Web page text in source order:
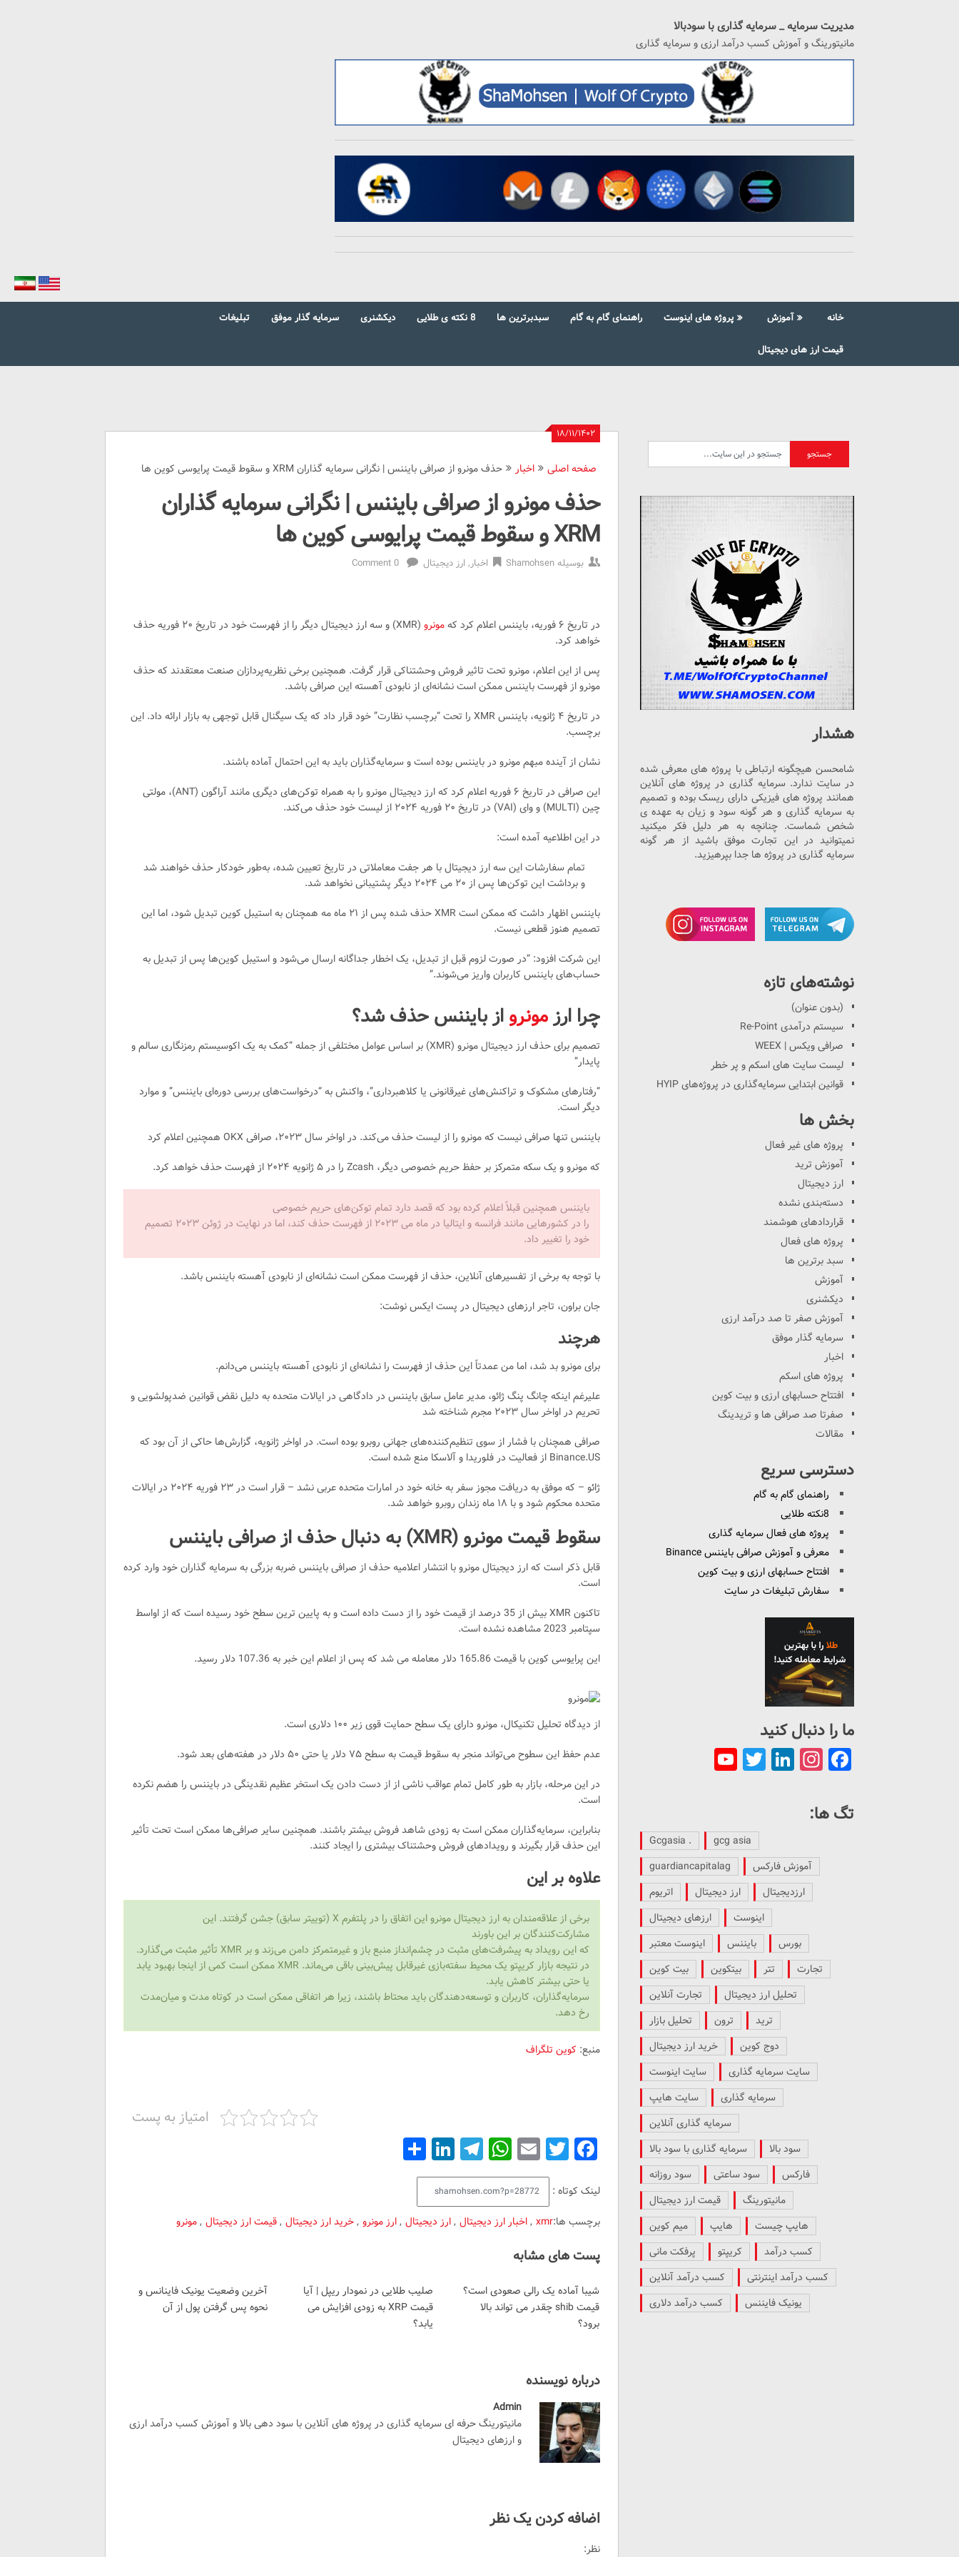
مدیریت سرمایه _ سرمایه گذاری با سودبالا
مانیتورینگ و آموزش کسب درآمد ارزی و سرمایه گذاری
خانه آموزش پروژه های اینوست راهنمای گام به گام سبدبرترین ها 8 نکته ی طلایی دیکشنری سرمایه گذار موفق تبلیغات
قیمت ارز های دیجیتال
۱۸/۱۱/۱۴۰۲
صفحه اصلی اخبار حذف مونرو از صرافی بایننس | نگرانی سرمایه گذاران XRM و سقوط قیمت پرایوسی کوین ها
حذف مونرو از صرافی بایننس | نگرانی سرمایه گذاران
XRM و سقوط قیمت پرایوسی کوین ها
بوسیلهShamohsen اخبار, ارز دیجیتال 0 Comment
در تاریخ ۶ فوریه، بایننس اعلام کرد که مونرو
(XMR) و سه ارز دیجیتال دیگر را از فهرست خود در تاریخ ۲۰ فوریه حذف
خواهد کرد.
پس از این اعلام، مونرو تحت تاثیر فروش وحشتناکی قرار گرفت. همچنین برخی نظریه‌پردازان صنعت معتقدند که حذف
مونرو از فهرست بایننس ممکن است نشانه‌ای از نابودی آهسته این صرافی باشد.
در تاریخ ۴ ژانویه، بایننس XMR را تحت “برچسب نظارت” خود قرار داد که یک سیگنال قابل توجهی به بازار ارائه داد. این
برچسب.
نشان از آینده مبهم مونرو در بایننس بوده است و سرمایه‌گذاران باید به این احتمال آماده باشند.
این صرافی در تاریخ ۶ فوریه اعلام کرد که ارز دیجیتال مونرو را به همراه توکن‌های دیگری مانند آراگون (ANT)، مولتی
چین (MULTI) و وای (VAI) در تاریخ ۲۰ فوریه ۲۰۲۴ از لیست خود حذف می‌کند.
در این اطلاعیه آمده است:
تمام سفارشات این سه ارز دیجیتال با هر جفت معاملاتی در تاریخ تعیین شده، به‌طور خودکار حذف خواهند شد
و برداشت این توکن‌ها پس از ۲۰ می ۲۰۲۴ دیگر پشتیبانی نخواهد شد.
بایننس اظهار داشت که ممکن است XMR حذف شده پس از ۲۱ ماه مه همچنان به استیبل کوین تبدیل شود، اما این
تصمیم هنوز قطعی نیست.
این شرکت افزود: “در صورت لزوم قبل از تبدیل، یک اخطار جداگانه ارسال می‌شود و استیبل کوین‌ها پس از تبدیل به
حساب‌های بایننس کاربران واریز می‌شوند.”
چرا ارزمونرو از بایننس حذف شد؟
تصمیم برای حذف ارز دیجیتال مونرو (XMR) بر اساس عوامل مختلفی از جمله “کمک به یک اکوسیستم رمزنگاری سالم و
پایدار”
“رفتارهای مشکوک و تراکنش‌های غیرقانونی یا کلاهبرداری”، واکنش به “درخواست‌های بررسی دوره‌ای بایننس” و موارد
دیگر است.
بایننس تنها صرافی نیست که مونرو را از لیست حذف می‌کند. در اواخر سال ۲۰۲۳، صرافی OKX همچنین اعلام کرد
که مونرو و یک سکه متمرکز بر حفظ حریم خصوصی دیگر، Zcash را در ۵ ژانویه ۲۰۲۴ از فهرست حذف خواهد کرد.
بایننس همچنین قبلاً اعلام کرده بود که قصد دارد تمام توکن‌های حریم خصوصی
را در کشورهایی مانند فرانسه و ایتالیا در ماه می ۲۰۲۳ از فهرست حذف کند، اما در نهایت در ژوئن ۲۰۲۳ تصمیم
خود را تغییر داد.
با توجه به برخی از تفسیرهای آنلاین، حذف از فهرست ممکن است نشانه‌ای از نابودی آهسته بایننس باشد.
جان براون، تاجر ارزهای دیجیتال در پست ایکس نوشت:
هرچند
برای مونرو بد شد، اما من عمدتاً این حذف از فهرست را نشانه‌ای از نابودی آهسته بایننس می‌دانم.
علیرغم اینکه چانگ پنگ ژائو، مدیر عامل سابق بایننس در دادگاهی در ایالات متحده به دلیل نقض قوانین ضدپولشویی و
تحریم در اواخر سال ۲۰۲۳ مجرم شناخته شد
صرافی همچنان با فشار از سوی تنظیم‌کننده‌های جهانی روبرو بوده است. در اواخر ژانویه، گزارش‌ها حاکی از آن بود که
Binance.US از فعالیت در فلوریدا و آلاسکا منع شده است.
ژائو – که موفق به دریافت مجوز سفر به خانه خود در امارات متحده عربی نشد – قرار است در ۲۳ فوریه ۲۰۲۴ در ایالات
متحده محکوم شود و با ۱۸ ماه زندان روبرو خواهد شد.
سقوط قیمت مونرو (XMR) به دنبال حذف از صرافی بایننس
قابل ذکر است که ارز دیجیتال مونرو با انتشار اعلامیه حذف از صرافی بایننس ضربه بزرگی به سرمایه گذاران خود وارد کرده
است.
تاکنون XMR بیش از 35 درصد از قیمت خود را از دست داده است و به پایین ترین سطح خود رسیده است که از اواسط
سپتامبر 2023 مشاهده نشده است.
این پرایوسی کوین با قیمت 165.86 دلار معامله می شد که پس از اعلام این خبر به 107.36 دلار رسید.
از دیدگاه تحلیل تکنیکال، مونرو دارای یک سطح حمایت قوی زیر ۱۰۰ دلاری است.
عدم حفظ این سطوح می‌تواند منجر به سقوط قیمت به سطح ۷۵ دلار یا حتی ۵۰ دلار در هفته‌های بعد شود.
در این مرحله، بازار به طور کامل تمام عواقب ناشی از از دست دادن یک استخر عظیم نقدینگی در بایننس را هضم نکرده
است.
بنابراین، سرمایه‌گذاران ممکن است به زودی شاهد فروش بیشتر باشند. همچنین سایر صرافی‌ها ممکن است تحت تأثیر
این حذف قرار بگیرند و رویدادهای فروش وحشتناک بیشتری را ایجاد کنند.
علاوه بر این
برخی از علاقه‌مندان به ارز دیجیتال مونرو این اتفاق را در پلتفرم X (توییتر سابق) جشن گرفتند. این
مشارکت‌کنندگان بر این باورند
که این رویداد به پیشرفت‌های مثبت در چشم‌انداز منبع باز و غیرمتمرکز دامن می‌زند و بر XMR تأثیر مثبت می‌گذارد.
در نتیجه بازار کریپتو یک محیط سفته‌بازی غیرقابل پیش‌بینی باقی می‌ماند. XMR ممکن است کمی از اینجا بهبود یابد
یا حتی بیشتر کاهش یابد.
سرمایه‌گذاران، کاربران و توسعه‌دهندگان باید محتاط باشند، زیرا هر اتفاقی ممکن است در کوتاه مدت و میان‌مدت
رخ دهد.
منبع: کوین تلگراف
امتیاز به پست
Facebook
Twitter
Email
WhatsApp
Telegram
LinkedIn
لینک کوتاه :
برچسب ها:xmr
,اخبار ارز دیجیتال ,ارز دیجیتال ,ارز مونرو ,خرید ارز دیجیتال ,قیمت ارز دیجیتال ,مونرو
پست های مشابه
آخرین وضعیت یونیک فاینانس و
نحوه پس گرفتن پول از آن
صلیب طلایی در نمودار ریپل | آیا
قیمت XRP به زودی افزایش می
یابد؟
شیبا آماده یک رالی صعودی است؟
قیمت shib چقدر می تواند بالا
برود؟
درباره نویسنده
Admin
مانیتورینگ حرفه ای سرمایه گذاری در پروژه های آنلاین با سود دهی بالا و آموزش کسب درآمد ارزی
و ارزهای دیجیتال
اضافه کردن یک نظر
نظر:
هشدار
شامحسن هیچگونه ارتباطی با پروژه های معرفی شده
در سایت ندارد. سرمایه گذاری در پروژه های آنلاین
همانند پروژه های فیزیکی دارای ریسک بوده و تصمیم
به سرمایه گذاری و هر گونه سود و زیان به عهده ی
شخص شماست. چنانچه به هر دلیل فکر میکنید
نمیتوانید در این تجارت موفق باشید از هر گونه
سرمایه گذاری در پروژه ها جدا بپرهیزید.
نوشته‌های تازه
(بدون عنوان)
سیستم درآمدی Re-Point
صرافی ویکس | WEEX
لیست سایت های اسکم و پر خطر
قوانین ابتدایی سرمایه‌گذاری در پروژه‌های HYIP
بخش ها
پروژه های غیر فعال
آموزش ترید
ارز دیجیتال
دسته‌بندی نشده
قراردادهای هوشمند
پروژه های فعال
سبد برترین ها
آموزش
دیکشنری
آموزش صفر تا صد درآمد ارزی
سرمایه گذار موفق
اخبار
پروژه های اسکم
افتتاح حسابهای ارزی و بیت کوین
صفرتا صد صرافی ها و تریدینگ
مقالات
دسترسی سریع
راهنمای گام به گام
8نکته طلایی
پروژه های فعال سرمایه گذاری
معرفی و آموزش صرافی بایننس Binance
افتتاح حسابهای ارزی و بیت کوین
سفارش تبلیغات در سایت
ما را دنبال کنید
Facebook
Instagram
LinkedIn
Twitter
تگ ها:
. Gcgasia
gcg asia
guardiancapitalag
آموزش فارکس
اتریوم
ارز دیجیتال
ارزدیجیتال
ارزهای دیجیتال
اینوست
اینوست معتبر
بایننس
بورس
بیت کوین
بیتکوین تتر
تجارت
تجارت آنلاین
تحلیل ارز دیجیتال
تحلیل بازار
ترون
ترید
خرید ارز دیجیتال
دوج کوین
سایت اینوست
سایت سرمایه گذاری
سایت هایپ
سرمایه گذاری
سرمایه گذاری آنلاین
سرمایه گذاری با سود بالا
سود بالا
سود روزانه
سود ساعتی
فارکس
قیمت ارز دیجیتال
مانیتورینگ
میم کوین
هایپ
هایپ چیست
پرفکت مانی
کریپتو
کسب درآمد
کسب درآمد آنلاین
کسب درآمد اینترنتی
کسب درآمد دلاری
یونیک فایننس